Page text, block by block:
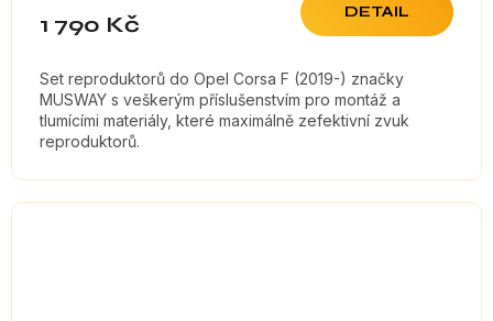
1 790 Kč DETAIL
Set reproduktorů do Opel Corsa F (2019-) značky
MUSWAY s veškerým příslušenstvím pro montáž a
tlumícími materiály, které maximálně zefektivní zvuk
reproduktorů.